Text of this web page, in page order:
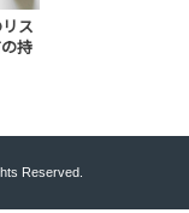
ス
持
Reserved.